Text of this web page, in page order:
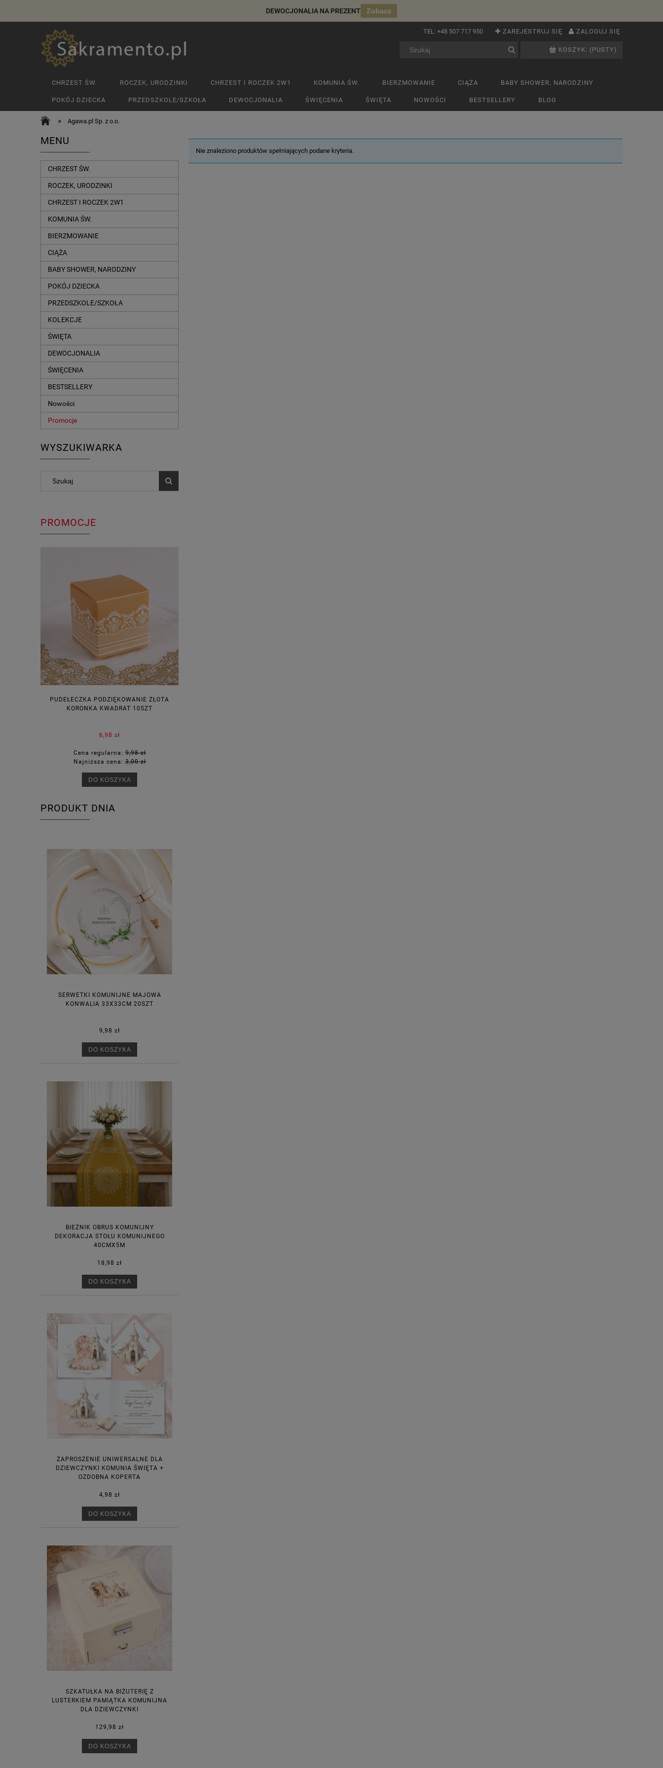
DEWOCJONALIA NA PREZENT Zobacz
ZAREJESTRUJ SIĘ ZALOGUJ SIĘ
TEL: +48 507 717 950
KOSZYK: (PUSTY)
CHRZEST ŚW. ROCZEK, URODZINKI CHRZEST I ROCZEK 2W1 KOMUNIA ŚW. BIERZMOWANIE CIĄŻA BABY SHOWER, NARODZINY
POKÓJ DZIECKA PRZEDSZKOLE/SZKOŁA DEWOCJONALIA ŚWIĘCENIA ŚWIĘTA NOWOŚCI BESTSELLERY BLOG
» Agawa.pl Sp. z o.o.
MENU
CHRZEST ŚW.
ROCZEK, URODZINKI
CHRZEST I ROCZEK 2W1
KOMUNIA ŚW.
BIERZMOWANIE
CIĄŻA
BABY SHOWER, NARODZINY
POKÓJ DZIECKA
PRZEDSZKOLE/SZKOŁA
KOLEKCJE
ŚWIĘTA
DEWOCJONALIA
ŚWIĘCENIA
BESTSELLERY
Nowości
Promocje
WYSZUKIWARKA
PROMOCJE
PUDEŁECZKA PODZIĘKOWANIE ZŁOTA
KORONKA KWADRAT 10SZT
6,98 zł
Cena regularna:9,98 zł
Najniższa cena:3,00 zł
DO KOSZYKA
PRODUKT DNIA
SERWETKI KOMUNIJNE MAJOWA
KONWALIA 33X33CM 20SZT
9,98 zł
DO KOSZYKA
BIEŻNIK OBRUS KOMUNIJNY
DEKORACJA STOŁU KOMUNIJNEGO
40CMX5M
18,98 zł
DO KOSZYKA
ZAPROSZENIE UNIWERSALNE DLA
DZIEWCZYNKI KOMUNIA ŚWIĘTA +
OZDOBNA KOPERTA
4,98 zł
DO KOSZYKA
SZKATUŁKA NA BIŻUTERIĘ Z
LUSTERKIEM PAMIĄTKA KOMUNIJNA
DLA DZIEWCZYNKI
129,98 zł
DO KOSZYKA
Nie znaleziono produktów spełniających podane kryteria.